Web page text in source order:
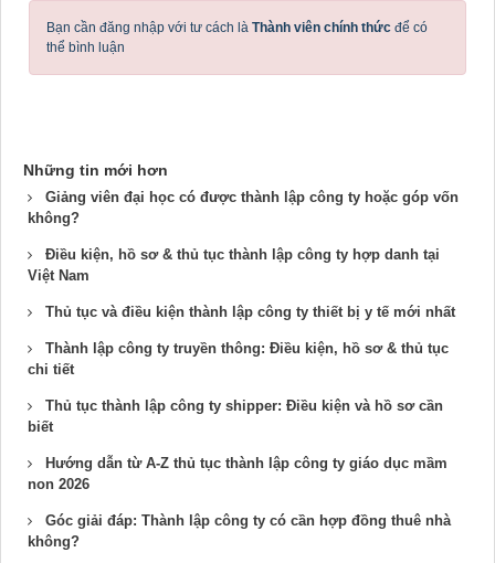
Bạn cần đăng nhập với tư cách là Thành viên chính thức để có
thể bình luận
Những tin mới hơn
Giảng viên đại học có được thành lập công ty hoặc góp vốn
không?
Điều kiện, hồ sơ & thủ tục thành lập công ty hợp danh tại
Việt Nam
Thủ tục và điều kiện thành lập công ty thiết bị y tế mới nhất
Thành lập công ty truyền thông: Điều kiện, hồ sơ & thủ tục
chi tiết
Thủ tục thành lập công ty shipper: Điều kiện và hồ sơ cần
biết
Hướng dẫn từ A-Z thủ tục thành lập công ty giáo dục mầm
non 2026
Góc giải đáp: Thành lập công ty có cần hợp đồng thuê nhà​
không?